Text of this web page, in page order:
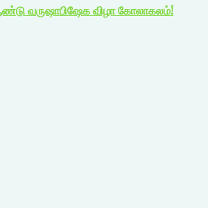
வருஷாபிஷேக விழா கோலாகலம்!